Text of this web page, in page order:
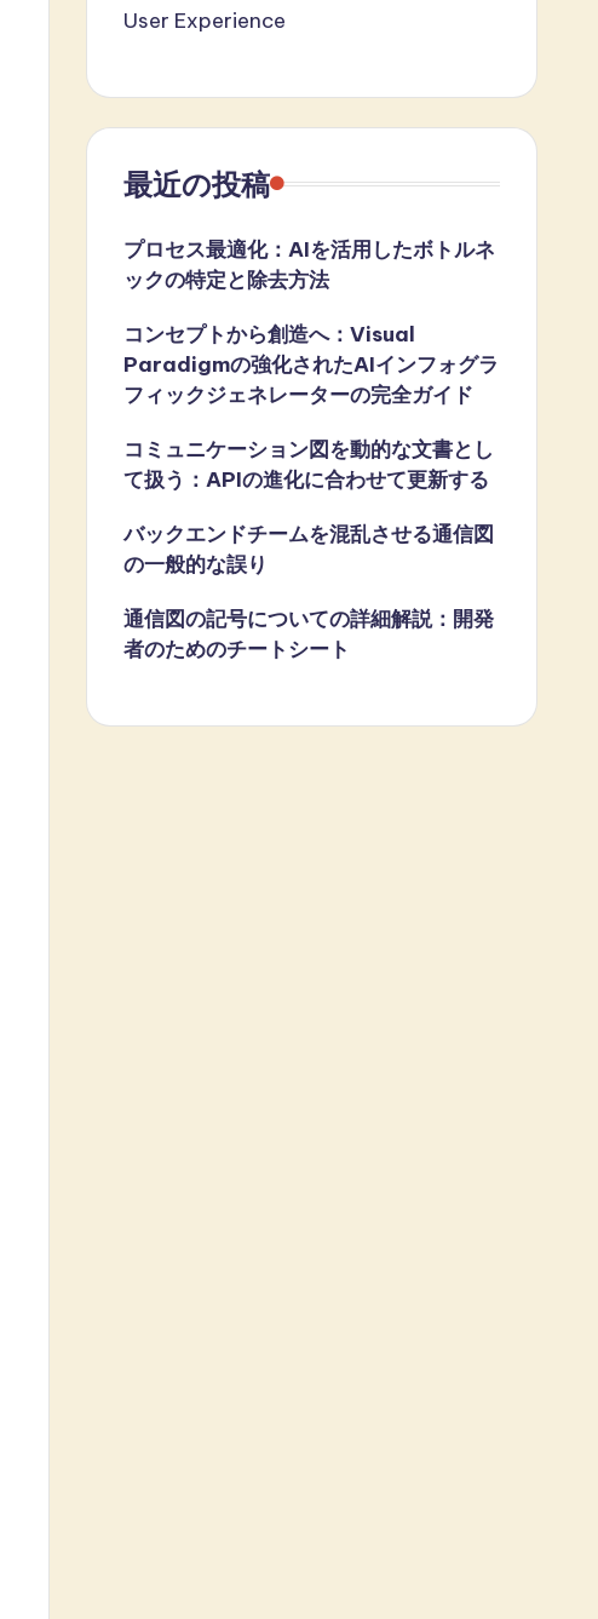
User Experience
最近の投稿
プロセス最適化：AIを活用したボトルネ
ックの特定と除去方法
コンセプトから創造へ：Visual
Paradigmの強化されたAIインフォグラ
フィックジェネレーターの完全ガイド
コミュニケーション図を動的な文書とし
て扱う：APIの進化に合わせて更新する
バックエンドチームを混乱させる通信図
の一般的な誤り
通信図の記号についての詳細解説：開発
者のためのチートシート